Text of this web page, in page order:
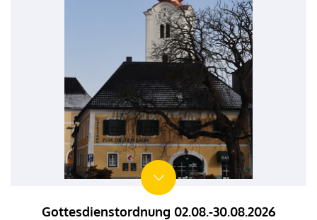
Gottesdienstordnung 02.08.-30.08.2026